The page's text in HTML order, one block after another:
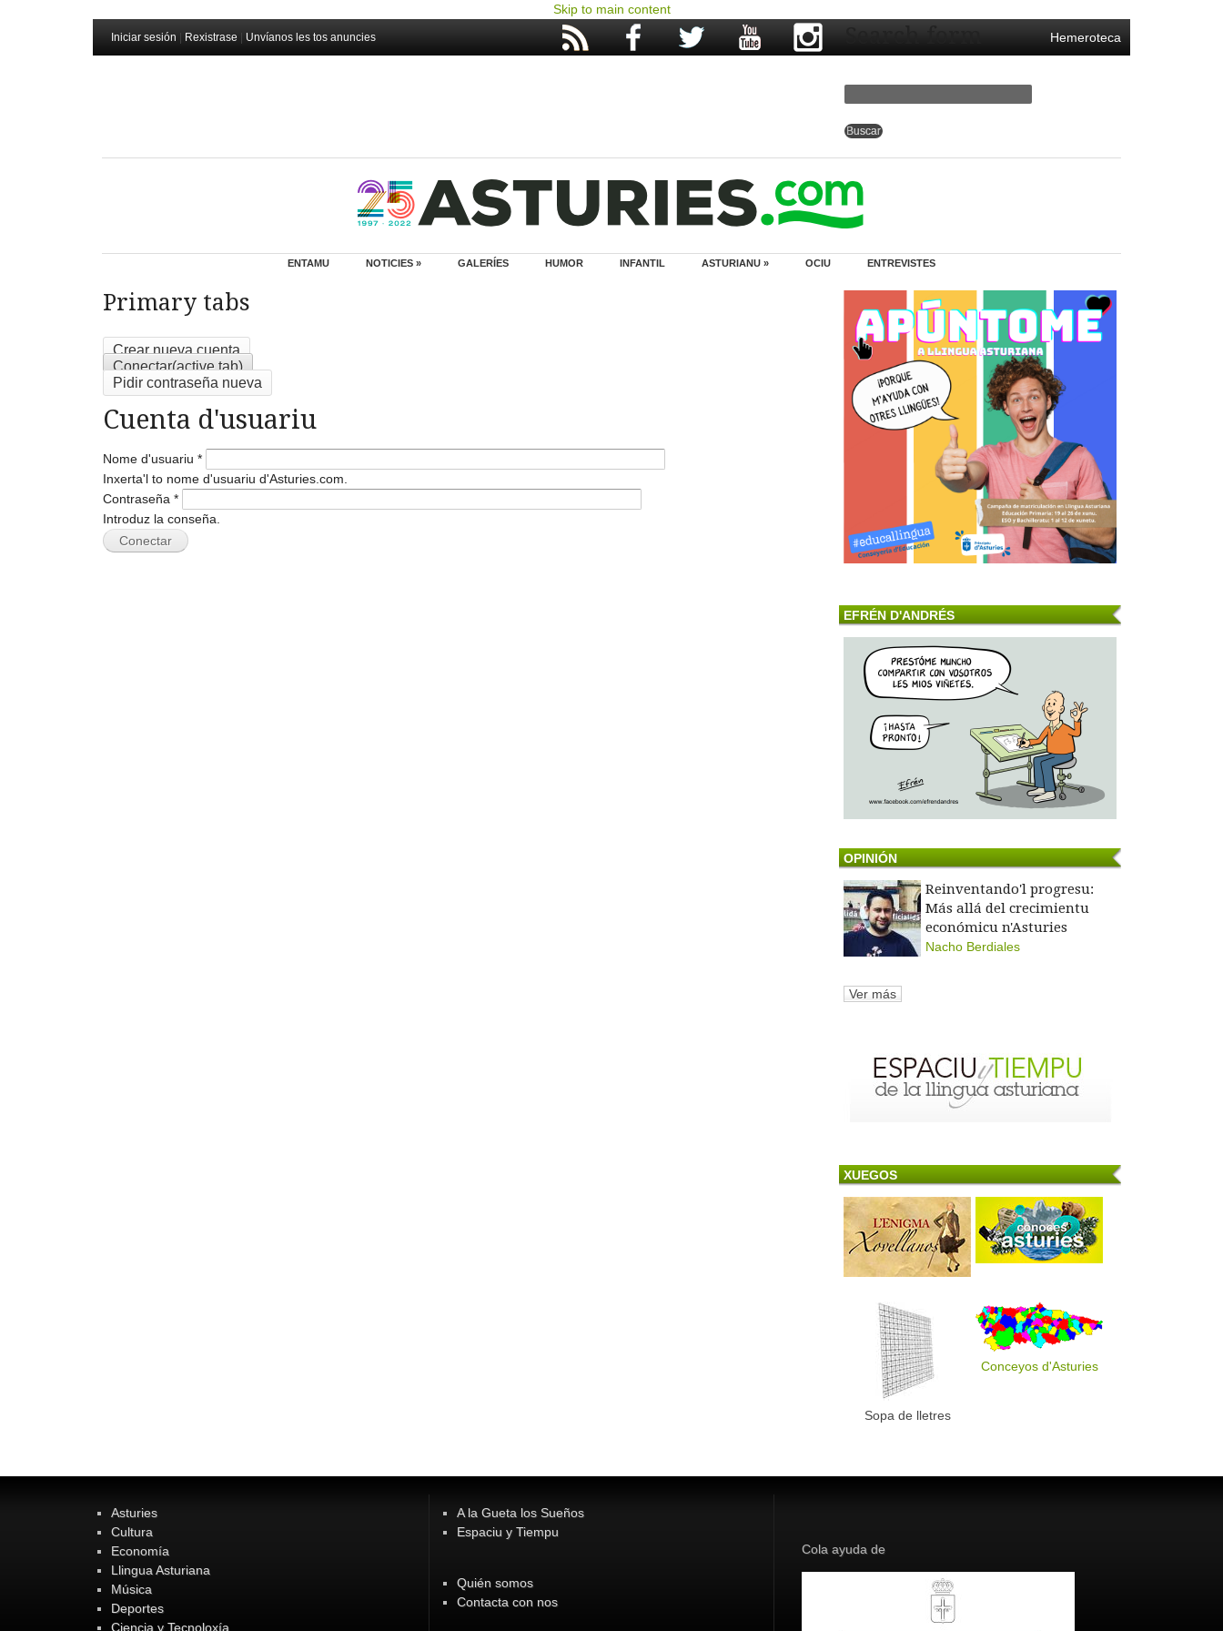
Skip to main content
Iniciar sesión Rexistrase Unvíanos les tos anuncies Hemeroteca
Search form
ENTAMU NOTICIES » GALERÍES HUMOR INFANTIL ASTURIANU » OCIU ENTREVISTES
Primary tabs
Crear nueva cuenta
Conectar(active tab)
Pidir contraseña nueva
Cuenta d'usuariu
Nome d'usuariu *
Inxerta'l to nome d'usuariu d'Asturies.com.
Contraseña *
Introduz la conseña.
EFRÉN D'ANDRÉS
OPINIÓN
Reinventando'l progresu:
Más allá del crecimientu
económicu n'Asturies
Nacho Berdiales
Ver más
XUEGOS
Sopa de lletres
Conceyos d'Asturies
Asturies
Cultura
Economía
Llingua Asturiana
Música
Deportes
Ciencia y Tecnoloxía
A la Gueta los Sueños
Espaciu y Tiempu
Quién somos
Contacta con nos
Cola ayuda de